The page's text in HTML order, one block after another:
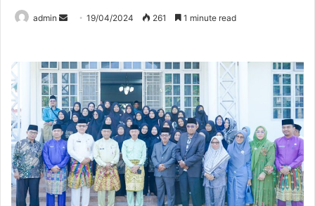
admin
Send19/04/2024 261 1 minute read